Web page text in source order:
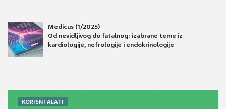
Medicus (1/2025)
Od nevidljivog do fatalnog: izabrane teme iz
kardiologije, nefrologije i endokrinologije
KORISNI ALATI